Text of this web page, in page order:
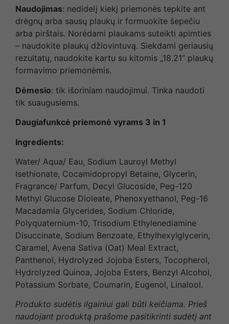
Naudojimas: nedidelį kiekį priemonės tepkite ant
drėgnų arba sausų plaukų ir formuokite šepečiu
arba pirštais. Norėdami plaukams suteikti apimties
– naudokite plaukų džiovintuvą. Siekdami geriausių
rezultatų, naudokite kartu su kitomis „18.21“ plaukų
formavimo priemonėmis.
Dėmesio: tik išoriniam naudojimui. Tinka naudoti
tik suaugusiems.
Daugiafunkcė priemonė vyrams 3 in 1
Ingredients:
Water/ Aqua/ Eau, Sodium Lauroyl Methyl
Isethionate, Cocamidopropyl Betaine, Glycerin,
Fragrance/ Parfum, Decyl Glucoside, Peg-120
Methyl Glucose Dioleate, Phenoxyethanol, Peg-16
Macadamia Glycerides, Sodium Chloride,
Polyquaternium-10, Trisodium Ethylenediamine
Disuccinate, Sodium Benzoate, Ethylhexylglycerin,
Caramel, Avena Sativa (Oat) Meal Extract,
Panthenol, Hydrolyzed Jojoba Esters, Tocopherol,
Hydrolyzed Quinoa, Jojoba Esters, Benzyl Alcohol,
Potassium Sorbate, Coumarin, Eugenol, Linalool.
Produkto sudėtis ilgainiui gali būti keičiama. Prieš
naudojant produktą prašome pasitikrinti sudėtį ant